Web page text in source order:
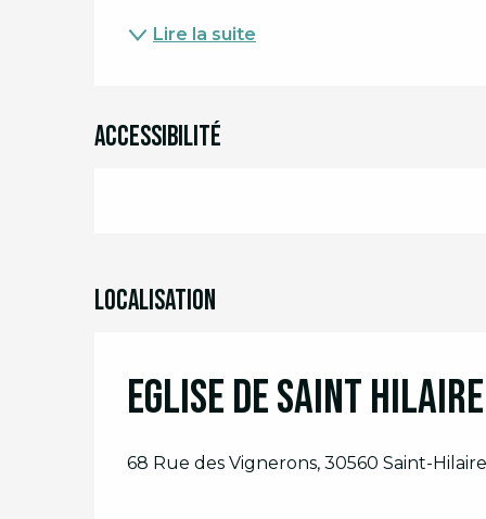
Lire la suite
Accessibilité
Localisation
Eglise de Saint
68 Rue des Vignerons, 30560 Saint-